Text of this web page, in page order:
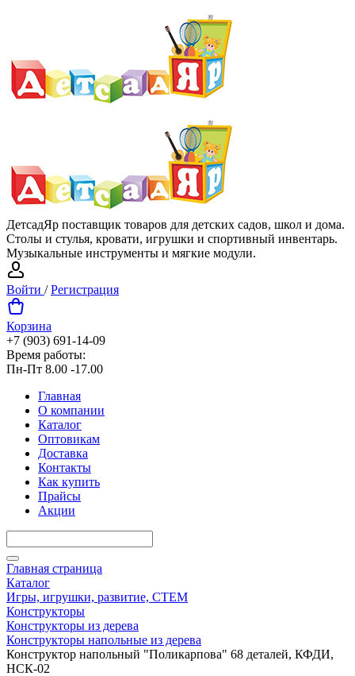
ДетсадЯр поставщик товаров для детских садов, школ и дома.
Столы и стулья, кровати, игрушки и спортивный инвентарь.
Музыкальные инструменты и мягкие модули.
Войти /Регистрация
Корзина
+7 (903) 691-14-09
Время работы:
Пн-Пт 8.00 -17.00
Главная
О компании
Каталог
Оптовикам
Доставка
Контакты
Как купить
Прайсы
Акции
Главная страница
Каталог
Игры, игрушки, развитие, СТЕМ
Конструкторы
Конструкторы из дерева
Конструкторы напольные из дерева
Конструктор напольный "Поликарпова" 68 деталей, КФДИ,
НСК-02